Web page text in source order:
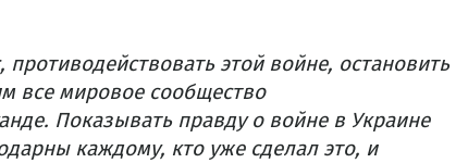
этой войне, остановить
все мировое сообщество
Показывать правду о войне в Украине
каждому, кто уже сделал это, и